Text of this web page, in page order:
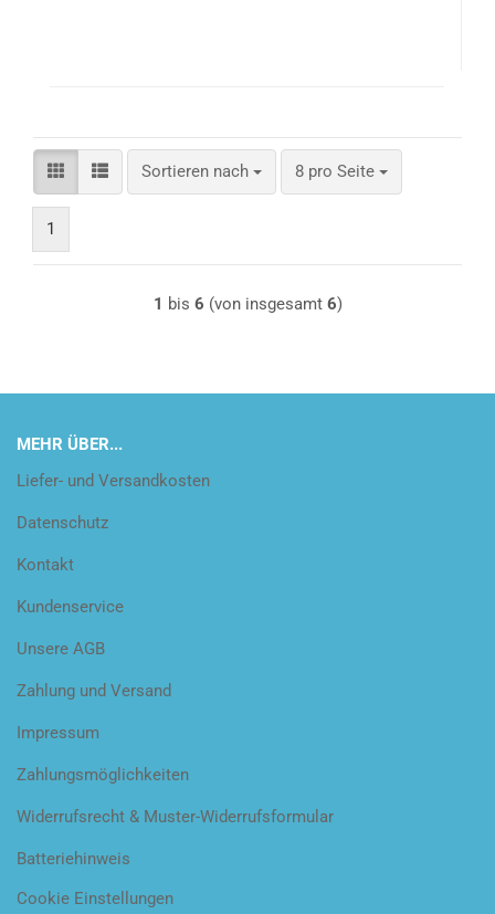
Sortieren nach
Sortieren nach 8 pro Seite
pro Seite
1
1 bis 6 (von insgesamt 6)
MEHR ÜBER...
Liefer- und Versandkosten
Datenschutz
Kontakt
Kundenservice
Unsere AGB
Zahlung und Versand
Impressum
Zahlungsmöglichkeiten
Widerrufsrecht & Muster-Widerrufsformular
Batteriehinweis
Cookie Einstellungen